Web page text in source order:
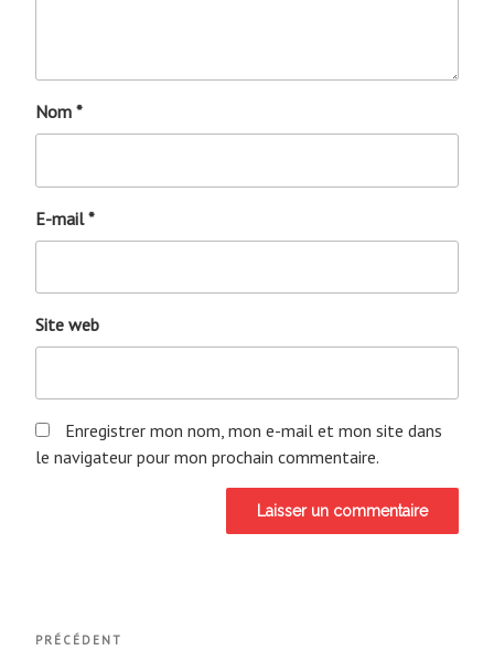
Nom *
E-mail*
Site web
Enregistrer mon nom, mon e-mail et mon site dans
le navigateur pour mon prochain commentaire.
Navigation
Article
PRÉCÉDENT